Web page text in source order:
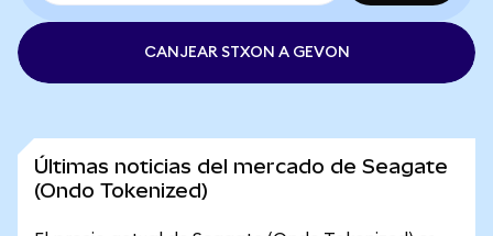
CANJEAR STXON A GEVON
Últimas noticias del mercado de Seagate
(Ondo Tokenized)